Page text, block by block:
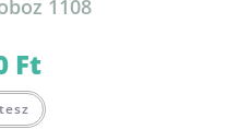
1108
Ft